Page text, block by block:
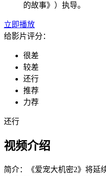
的故事》）执导。
立即播放
给影片评分：
很差
较差
还行
推荐
力荐
还行
视频介绍
简介：
《爱宠大机密2》将延